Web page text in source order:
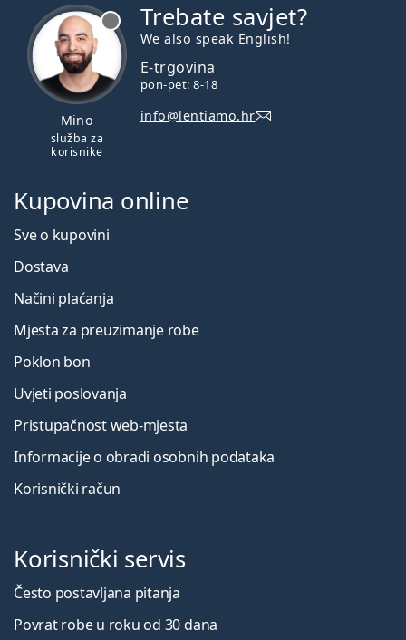
Mino
služba za
korisnike
Trebate savjet?
We also speak English!
E-trgovina
pon-pet: 8-18
info@lentiamo.hr
Kupovina online
Sve o kupovini
Dostava
Načini plaćanja
Mjesta za preuzimanje robe
Poklon bon
Uvjeti poslovanja
Pristupačnost web-mjesta
Informacije o obradi osobnih podataka
Korisnički račun
Korisnički servis
Često postavljana pitanja
Povrat robe u roku od 30 dana